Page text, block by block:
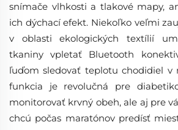
snímače vlhkosti a tlakové mapy,
ich dýchací efekt. Niekoľko veľmi
v oblasti ekologických textílií
tkaniny vpletať Bluetooth
ľuďom sledovať teplotu chodidiel v
funkcia je revolučná pre
monitorovať krvný obeh, ale aj pre
chcú počas maratónov predísť